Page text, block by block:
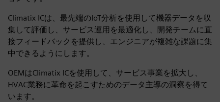
Climatix ICは、最先端のIoT分析を使用して機器データを収
集して評価し、サービス運用を最適化し、開発チームに直
接フィードバックを提供し、エンジニアが複雑な課題に集
中できるようにします。
OEMはClimatix ICを使用して、サービス事業を拡大し、
HVAC業務に革命を起こすためのデータ主導の洞察を得て
います。